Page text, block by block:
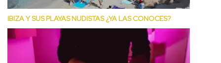
IBIZA Y SUS PLAYAS NUDISTAS ¿YA LAS CONOCES?